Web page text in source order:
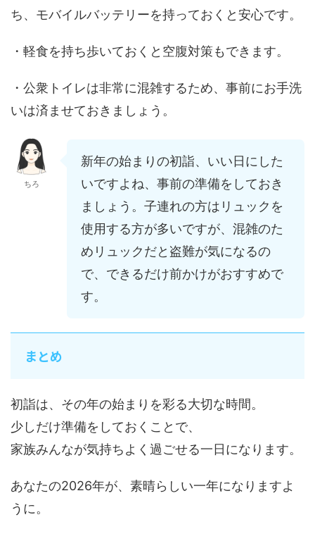
ち、モバイルバッテリーを持っておくと安心です。
・軽食を持ち歩いておくと空腹対策もできます。
・公衆トイレは非常に混雑するため、事前にお手洗
いは済ませておきましょう。
ちろ
新年の始まりの初詣、いい日にした
いですよね、事前の準備をしておき
ましょう。子連れの方はリュックを
使用する方が多いですが、混雑のた
めリュックだと盗難が気になるの
で、できるだけ前かけがおすすめで
す。
まとめ
初詣は、その年の始まりを彩る大切な時間。
少しだけ準備をしておくことで、
家族みんなが気持ちよく過ごせる一日になります。
あなたの2026年が、素晴らしい一年になりますよ
うに。